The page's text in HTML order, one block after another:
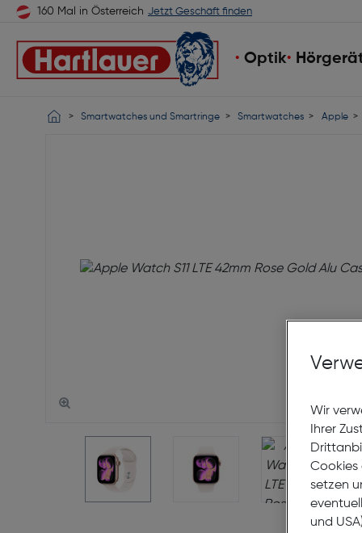
160 Mal in Österreich Jetzt Geschäft finden
Optik
Smartwatches und Smartringe Smartwatches Apple
Wir
Ihrer
Cookies
setzen
und